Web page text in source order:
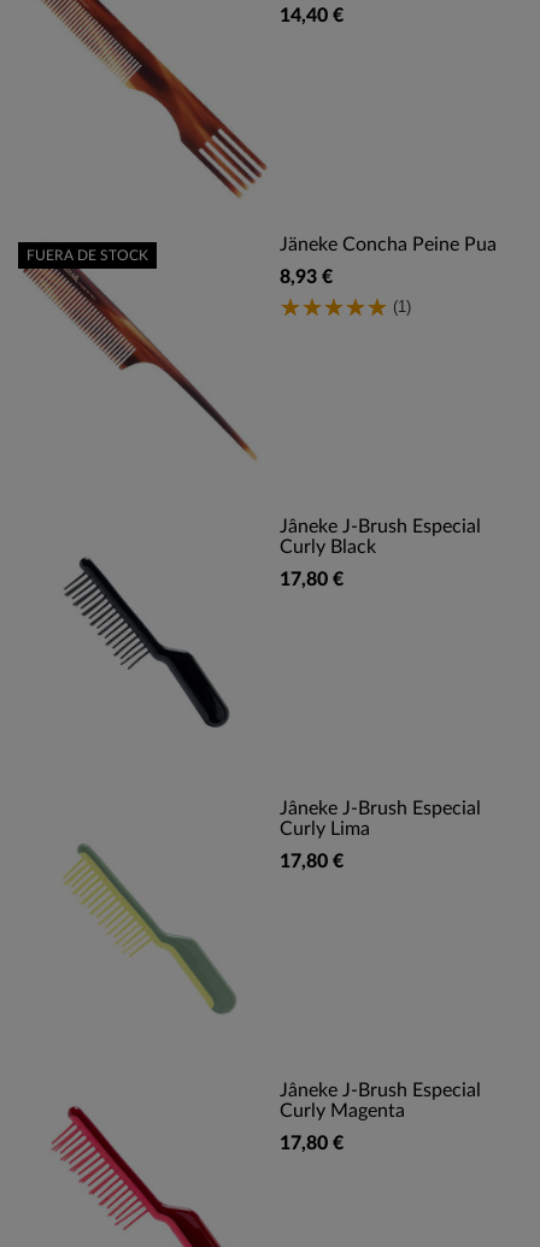
14,40 €
Jäneke Concha Peine Pua
8,93 €
(1)
FUERA DE STOCK
Jâneke J-Brush Especial
Curly Black
17,80 €
Jâneke J-Brush Especial
Curly Lima
17,80 €
Jâneke J-Brush Especial
Curly Magenta
17,80 €